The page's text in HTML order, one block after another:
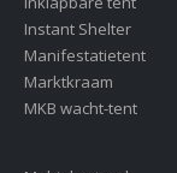
Instant Shelter
Manifestatietent
Marktkraam
MKB wacht-tent